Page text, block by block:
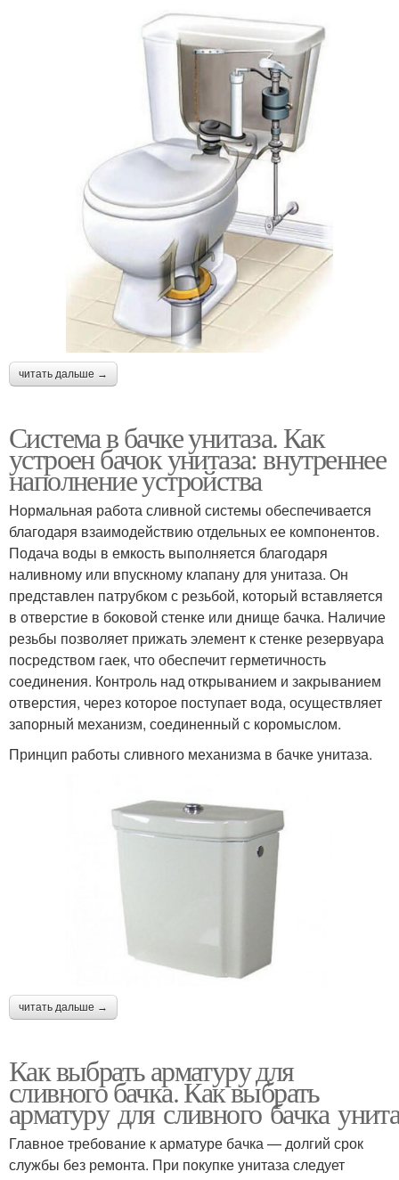
читать дальше →
Система в бачке унитаза. Как
устроен бачок унитаза: внутреннее
наполнение устройства
Нормальная работа сливной системы обеспечивается
благодаря взаимодействию отдельных ее компонентов.
Подача воды в емкость выполняется благодаря
наливному или впускному клапану для унитаза. Он
представлен патрубком с резьбой, который вставляется
в отверстие в боковой стенке или днище бачка. Наличие
резьбы позволяет прижать элемент к стенке резервуара
посредством гаек, что обеспечит герметичность
соединения. Контроль над открыванием и закрыванием
отверстия, через которое поступает вода, осуществляет
запорный механизм, соединенный с коромыслом.
Принцип работы сливного механизма в бачке унитаза.
читать дальше →
Как выбрать арматуру для
сливного бачка. Как выбрать
арматуру для сливного бачка
Главное требование к арматуре бачка — долгий срок
службы без ремонта. При покупке унитаза следует